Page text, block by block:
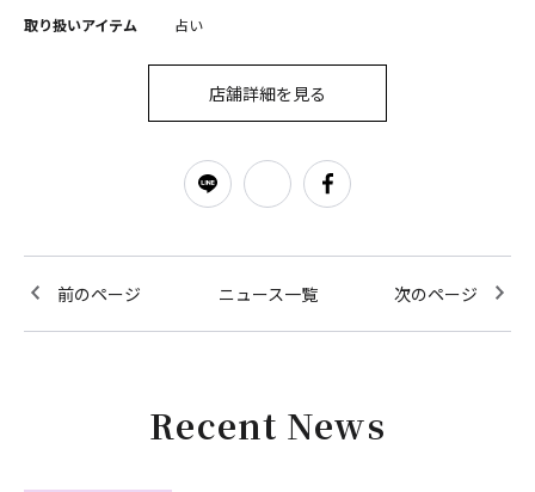
取り扱いアイテム
占い
店舗詳細を見る
前のページ ニュース一覧 次のページ
Recent News